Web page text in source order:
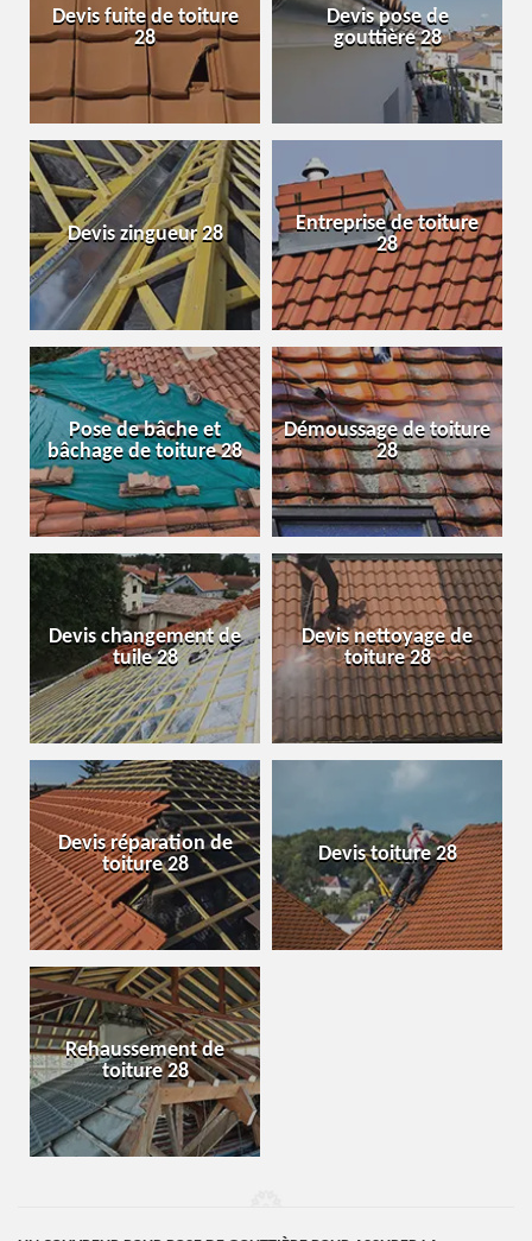
Devis fuite de toiture
28
Devis pose de
gouttière 28
Devis zingueur 28
Entreprise de toiture
28
Pose de bâche et
bâchage de toiture 28
Démoussage de toiture
28
Devis changement de
tuile 28
Devis nettoyage de
toiture 28
Devis réparation de
toiture 28
Devis toiture 28
Rehaussement de
toiture 28